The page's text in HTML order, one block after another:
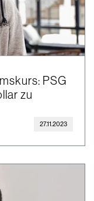
PSG
zu
27.11.2023